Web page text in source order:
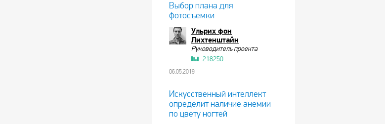
Выбор плана для
фотосъемки
Ульрих фон
Лихтенштайн
Руководитель проекта
218250
06.05.2019
Искусственный интеллект
определит наличие анемии
по цвету ногтей